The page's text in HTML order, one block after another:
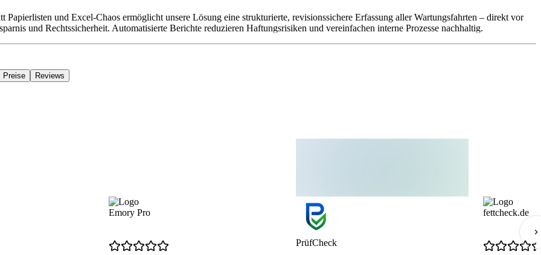
Papierlisten und Excel-Chaos ermöglicht unsere Lösung eine strukturierte, revisionssichere Erfassung aller Wartungsfahrten – direkt vor
und Rechtssicherheit. Automatisierte Berichte reduzieren Haftungsrisiken und vereinfachen interne Prozesse nachhaltig.
Preise Reviews
Emory Pro
PrüfCheck
fettcheck.de